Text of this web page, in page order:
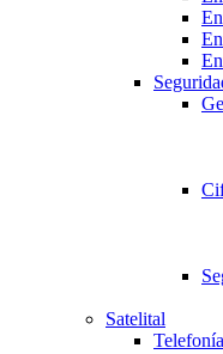
Satelital
Telefonía